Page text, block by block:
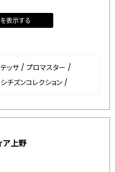
表示する
ッサ / プロマスター /
シチズンコレクション /
ア上野